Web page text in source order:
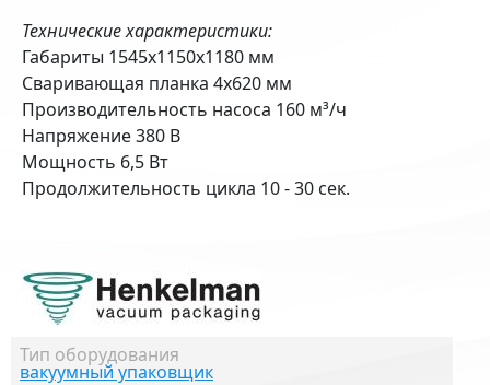
Тип оборудования
вакуумный упаковщик
Технические характеристики:
Габариты 1545х1150х1180 мм
Сваривающая планка 4х620 мм
Производительность насоса 160 м³/ч
Напряжение 380 В
Мощность 6,5 Вт
Продолжительность цикла 10 - 30 сек.